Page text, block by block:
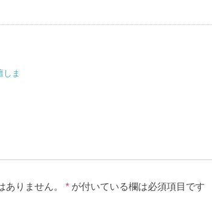
しま
ありません。 * が付いている欄は必須項目です